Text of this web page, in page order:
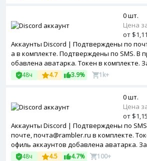
Аккаунты Discord | Подтверждены по
а в комплекте. Подтверждены по SMS. В
обавлена аватарка. Токен в комплекте.
RU ip.48ч 4.7 3.9% 1k+
0 шт.
Цена
от $1,11
Аккаунты Discord | Подтверждены по
почте, почта@rambler.ru в комплекте.
офиль аккаунтов добавлена аватарка.
anada ip.
48ч 4.5 4.7% 100+
0 шт.
Цена
от $1,15